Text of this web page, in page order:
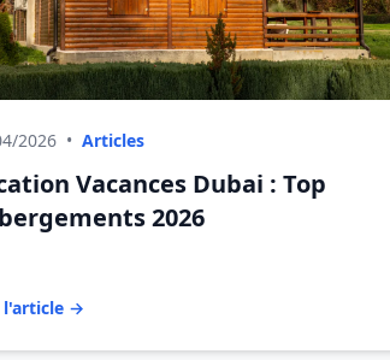
2026 • Articles
Vacances Dubai : Top
2026
l'article →